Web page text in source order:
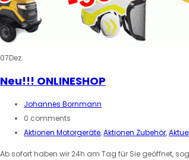
07Dez.
Neu!!! ONLINESHOP
Johannes Bornmann
0 comments
Aktionen Motorgeräte,Aktionen Zubehör,
Ab sofort haben wir 24h am Tag für Sie geöffnet,